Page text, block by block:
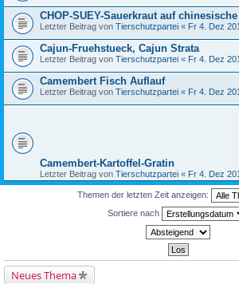
CHOP-SUEY-Sauerkraut auf
Letzter Beitrag von Tierschutzpartei « Fr 4. Dez
Cajun-Fruehstueck, Cajun Strata
Letzter Beitrag von Tierschutzpartei « Fr 4. Dez
Camembert Fisch Auflauf
Letzter Beitrag von Tierschutzpartei « Fr 4. Dez
Camembert-Kartoffel-Gratin
Letzter Beitrag von Tierschutzpartei « Fr 4. Dez
Themen der letzten Zeit anzeigen:
Sortiere nach
Neues Thema